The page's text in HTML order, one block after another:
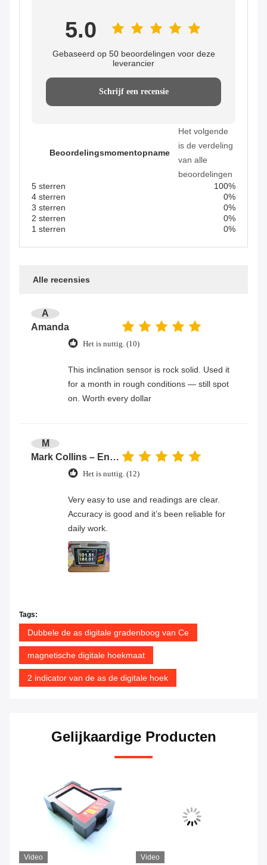
5.0
Gebaseerd op 50 beoordelingen voor deze
leverancier
Schrijf een recensie
Beoordelingsmomentopname
Het volgende
is de verdeling
van alle
beoordelingen
5 sterren
100%
4 sterren
0%
3 sterren
0%
2 sterren
0%
1 sterren
0%
Alle recensies
A
Amanda
Het is nuttig. (10)
This inclination sensor is rock solid. Used it
for a month in rough conditions — still spot
on. Worth every dollar
M
Mark Collins – Engineer
Het is nuttig. (12)
Very easy to use and readings are clear.
Accuracy is good and it’s been reliable for
daily work.
Tags:
Dubbele de as digitale gradenboog van Ce
magnetische digitale hoekmaat
2 indicator van de as de digitale hoek
Gelijkaardige Producten
Video Video